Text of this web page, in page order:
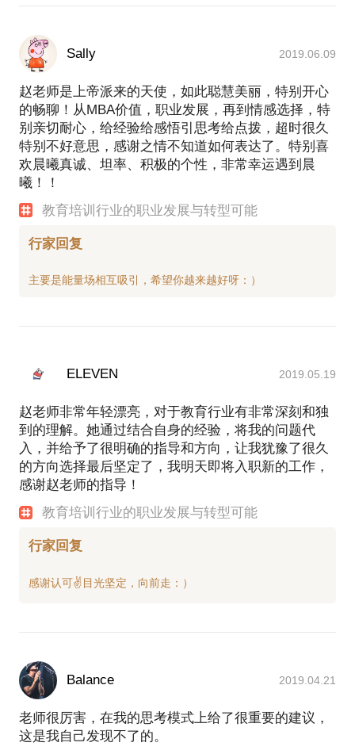
Sally 2019.06.09
赵老师是上帝派来的天使，如此聪慧美丽，特别开心
的畅聊！从MBA价值，职业发展，再到情感选择，特
别亲切耐心，给经验给感悟引思考给点拨，超时很久
特别不好意思，感谢之情不知道如何表达了。特别喜
欢晨曦真诚、坦率、积极的个性，非常幸运遇到晨
曦！！
教育培训行业的职业发展与转型可能
行家回复
ELEVEN 2019.05.19
赵老师非常年轻漂亮，对于教育行业有非常深刻和独
到的理解。她通过结合自身的经验，将我的问题代
入，并给予了很明确的指导和方向，让我犹豫了很久
的方向选择最后坚定了，我明天即将入职新的工作，
感谢赵老师的指导！
教育培训行业的职业发展与转型可能
行家回复
Balance 2019.04.21
老师很厉害，在我的思考模式上给了很重要的建议，
这是我自己发现不了的。